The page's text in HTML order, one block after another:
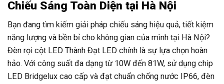
Chiếu Sáng Toàn Diện tại Hà Nội
Bạn đang tìm kiếm giải pháp chiếu sáng hiệu quả, tiết kiệm
năng lượng và bền bỉ cho không gian của mình tại Hà Nội?
Đèn rọi cột LED Thành Đạt LED chính là sự lựa chọn hoàn
hảo. Với công suất đa dạng từ 10W đến 81W, sử dụng chip
LED Bridgelux cao cấp và đạt chuẩn chống nước IP66, đèn